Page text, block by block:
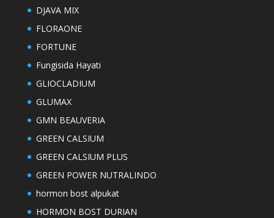
DJAVA MIX
FLORAONE
FORTUNE
Fungisida Hayati
GLIOCLADIUM
GLUMAX
GMN BEAUVERIA
GREEN CALSIUM
GREEN CALSIUM PLUS
GREEN POWER NUTRALINDO
hormon bost alpukat
HORMON BOST DURIAN